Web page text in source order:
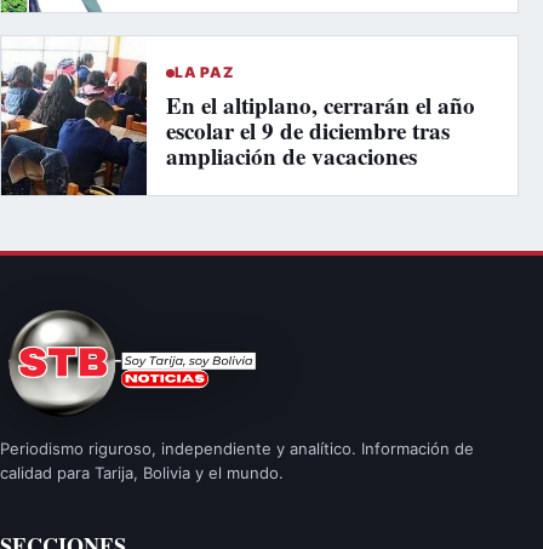
LA PAZ
En el altiplano, cerrarán el año
escolar el 9 de diciembre tras
ampliación de vacaciones
Periodismo riguroso, independiente y analítico. Información de
calidad para Tarija, Bolivia y el mundo.